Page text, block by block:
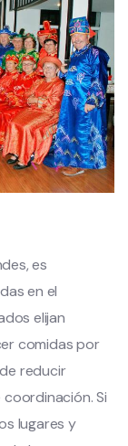
es
en el
elijan
comidas por
reducir
Si
lugares y